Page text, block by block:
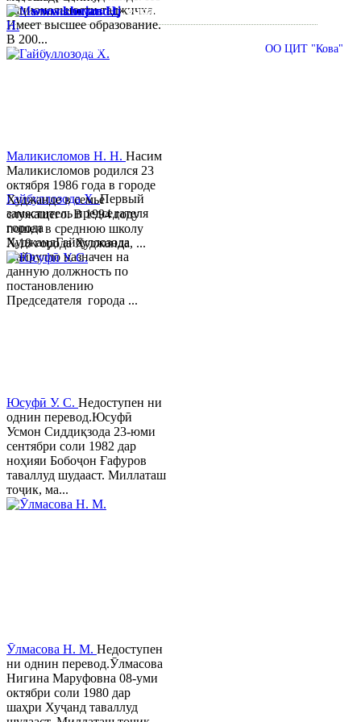
национальности таджичка.
Имеет высшее образование.
В 200...
Гайбуллозода Х.Первый
заместитель председателя
города
ХуджандГайбуллозода
Хайрулло назначен на
данную должность по
постановлению
Председателя города ...
Маликисломов Н. Н. Насим
Маликисломов родился 23
октября 1986 года в городе
Худжанде в семье
служащего. В 1994 году
пошел в среднюю школу
№18 города Худжанда, ...
Юсуфӣ У. C. Недоступен ни
однин перевод.Юсуфӣ
Усмон Сиддиқзода 23-юми
сентябри соли 1982 дар
ноҳияи Бобоҷон Ғафуров
таваллуд шудааст. Миллаташ
тоҷик, ма...
Ӯлмасова Н. М. Недоступен
ни однин перевод.Ӯлмасова
Нигина Маруфовна 08-уми
октябри соли 1980 дар
шаҳри Хуҷанд таваллуд
www.khujand.tj, e-mail:
© 2013-2018 Разработчик и техническая поддержка ОО ЦИТ "Кова"